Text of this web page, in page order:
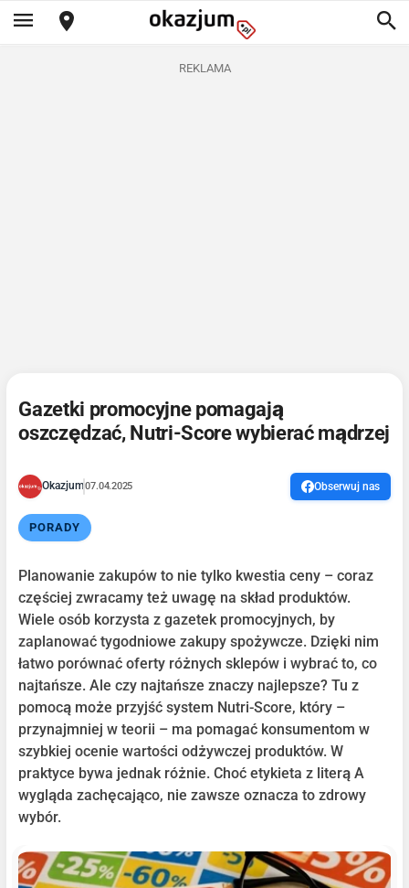
REKLAMA
Gazetki promocyjne pomagają
oszczędzać, Nutri-Score wybierać mądrzej
Okazjum07.04.2025 Obserwuj nas
PORADY
Planowanie zakupów to nie tylko kwestia ceny – coraz
częściej zwracamy też uwagę na skład produktów.
Wiele osób korzysta z gazetek promocyjnych, by
zaplanować tygodniowe zakupy spożywcze. Dzięki nim
łatwo porównać oferty różnych sklepów i wybrać to, co
najtańsze. Ale czy najtańsze znaczy najlepsze? Tu z
pomocą może przyjść system Nutri-Score, który –
przynajmniej w teorii – ma pomagać konsumentom w
szybkiej ocenie wartości odżywczej produktów. W
praktyce bywa jednak różnie. Choć etykieta z literą A
wygląda zachęcająco, nie zawsze oznacza to zdrowy
wybór.